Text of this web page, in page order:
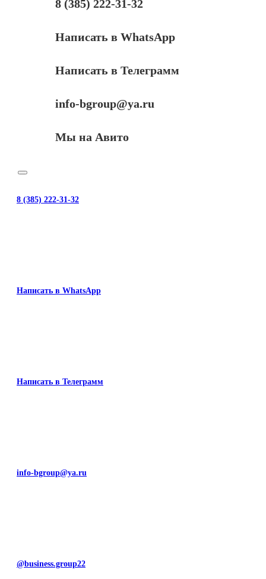
8 (385) 222-31-32
Написать в WhatsApp
Написать в Телеграмм
info-bgroup@ya.ru
Мы на Авито
8 (385) 222-31-32
Написать в WhatsApp
Написать в Телеграмм
info-bgroup@ya.ru
@business.group22